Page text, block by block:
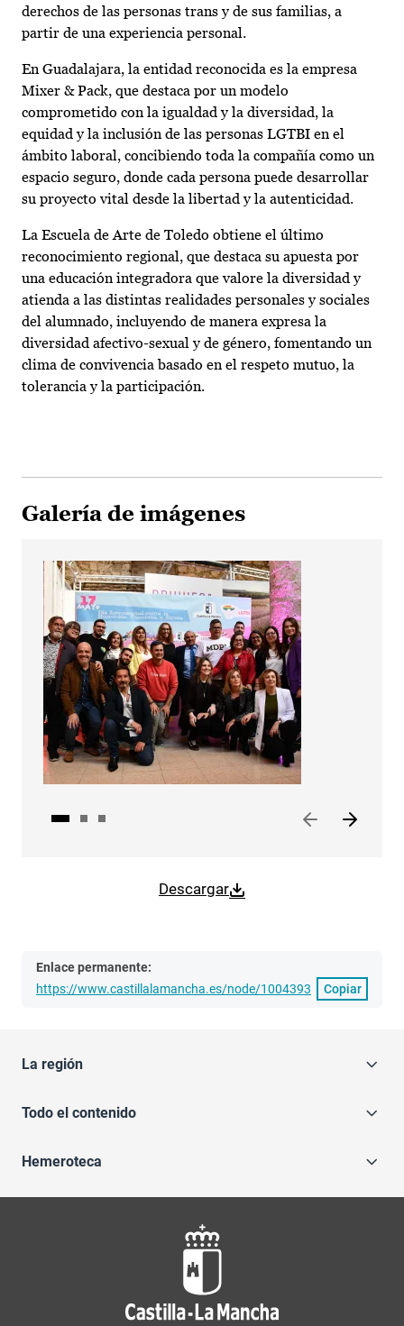
derechos de las personas trans y de sus familias, a
partir de una experiencia personal.
En Guadalajara, la entidad reconocida es la empresa
Mixer & Pack, que destaca por un modelo
comprometido con la igualdad y la diversidad, la
equidad y la inclusión de las personas LGTBI en el
ámbito laboral, concibiendo toda la compañía como un
espacio seguro, donde cada persona puede desarrollar
su proyecto vital desde la libertad y la autenticidad.
La Escuela de Arte de Toledo obtiene el último
reconocimiento regional, que destaca su apuesta por
una educación integradora que valore la diversidad y
atienda a las distintas realidades personales y sociales
del alumnado, incluyendo de manera expresa la
diversidad afectivo-sexual y de género, fomentando un
clima de convivencia basado en el respeto mutuo, la
tolerancia y la participación.
Galería de imágenes
Descargar
Enlace permanente:
https://www.castillalamancha.es/node/1004393
Copiar
La región
Todo el contenido
Hemeroteca